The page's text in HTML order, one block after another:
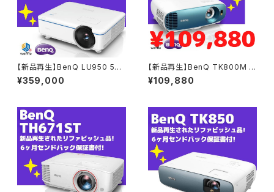
【新品再生】BenQ LU950 500
0ルーメンのWUXGAインストー
ルレーザープロジェクター 6ヶ
¥359,000
【新品再生】BenQ TK800M 4
K HDR、3000lmを備えた スポ
ーツ プロジェクター 6ヶ月セン
¥109,880